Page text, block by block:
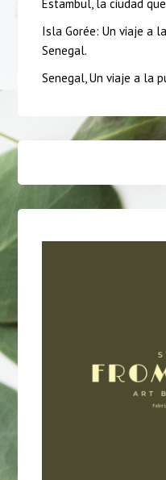
Estambul, la ciudad
Isla Gorée: Un viaje a
Senegal.
Senegal, Un viaje a la